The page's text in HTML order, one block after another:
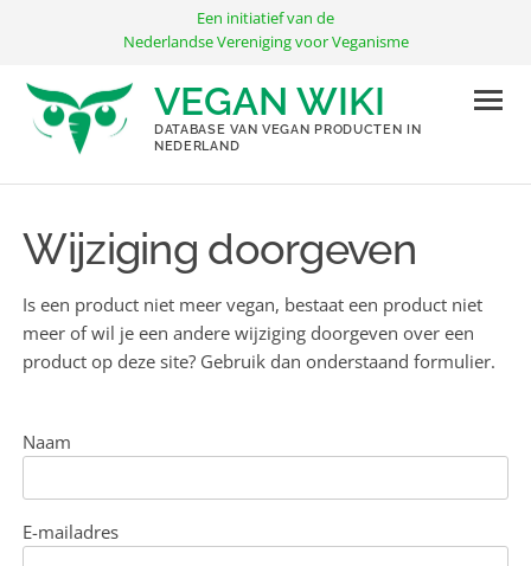
inhoud
Een initiatief van de
Nederlandse Vereniging voor Veganisme
VEGAN WIKI
DATABASE VAN VEGAN PRODUCTEN IN
NEDERLAND
Wijziging doorgeven
Is een product niet meer vegan, bestaat een product niet
meer of wil je een andere wijziging doorgeven over een
product op deze site? Gebruik dan onderstaand formulier.
Naam
E-mailadres